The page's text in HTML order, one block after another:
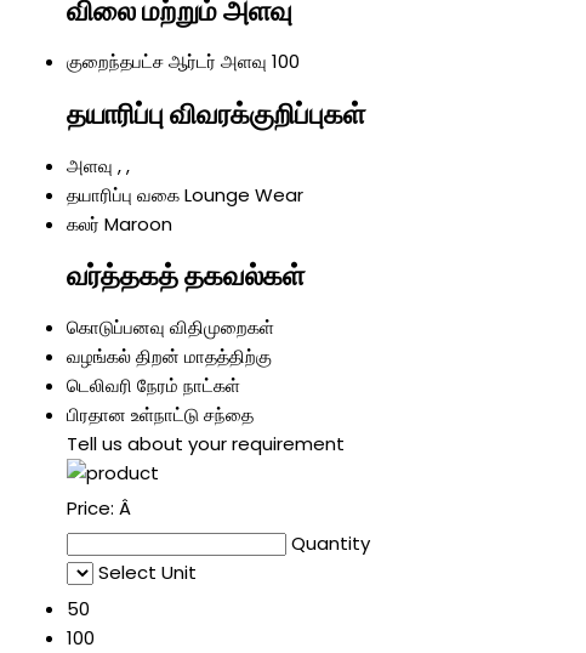
விலை மற்றும் அளவு
குறைந்தபட்ச ஆர்டர் அளவு 100
தயாரிப்பு விவரக்குறிப்புகள்
அளவு , ,
தயாரிப்பு வகைLounge Wear
கலர் Maroon
வர்த்தகத் தகவல்கள்
கொடுப்பனவு விதிமுறைகள்
வழங்கல் திறன் மாதத்திற்கு
டெலிவரி நேரம் நாட்கள்
பிரதான உள்நாட்டு சந்தை
Tell us about your requirement
Price: Â
Quantity
Select Unit
50
100